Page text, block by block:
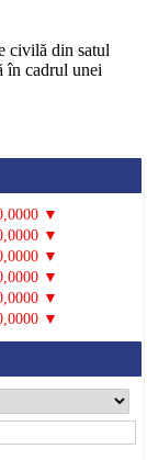
civilă din satul
în cadrul unei
▼
▼
▼
▼
▼
▼